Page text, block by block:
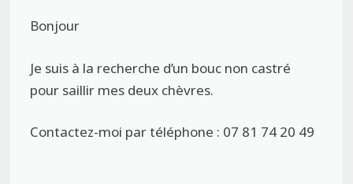
Bonjour
Je suis à la recherche d’un bouc non castré
pour saillir mes deux chèvres.
Contactez-moi par téléphone : 07 81 74 20 49